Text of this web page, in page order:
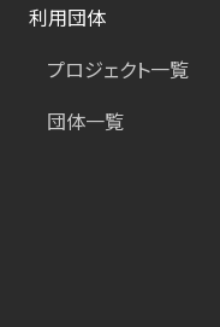
利用団体
プロジェクト一覧
団体一覧